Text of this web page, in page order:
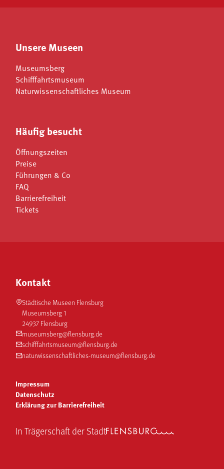
Unsere Museen
Museumsberg
Schifffahrtsmuseum
Naturwissenschaftliches Museum
Häufig besucht
Öffnungszeiten
Preise
Führungen & Co
FAQ
Barrierefreiheit
Tickets
Kontakt
Städtische Museen Flensburg
Museumsberg 1
24937 Flensburg
museumsberg@flensburg.de
schifffahrtsmuseum@flensburg.de
naturwissenschaftliches-museum@flensburg.de
In Trägerschaft der Stadt
Impressum
Datenschutz
Erklärung zur Barrierefreiheit